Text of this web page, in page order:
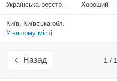
Українська реєстрація
Хороший
Київ, Київська обл.
У вашому місті
Назад 1 / 1